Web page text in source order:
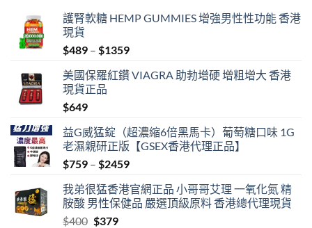
護腎軟糖 HEMP GUMMIES 增強男性性功能 香港
現貨
$489 – $1359Price
$489
美國保羅紅鑽 VIAGRA 助勃增硬 增粗增大 香港
現貨正品
$649
益G威猛錠（超濃縮6倍黑馬卡）葡萄糖口味 1G
老濕親研正版【GSEX香港代理正品】
$759 – $2459Price
$759
through
我弟很猛香港官網正品 小哥哥艾理 一氧化氮 精
胺酸 男性保健品 嚴選頂級原料 香港總代理現貨
$400 Original
$379Current